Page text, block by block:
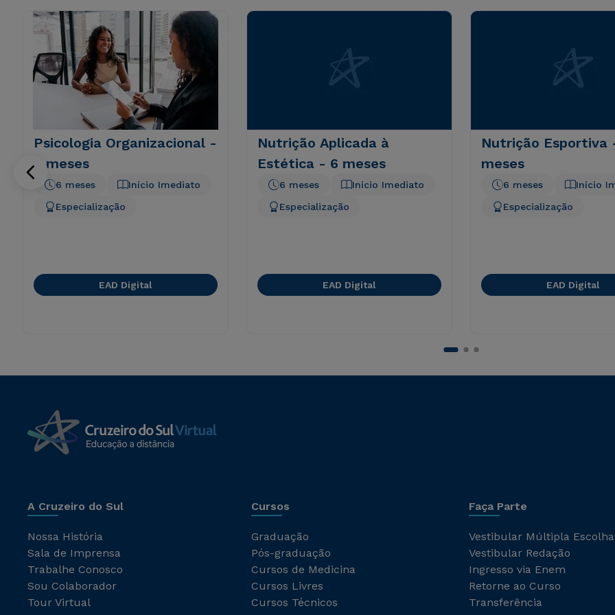
Psicologia Organizacional -
6 meses
Início Imediato
6 meses
Especialização
EAD Digital
Nutrição Aplicada à
Estética - 6 meses
Início Imediato
6 meses
Especialização
EAD Digital
Nutrição Esportiva
meses
Início
6 meses
Especialização
EAD Digital
A Cruzeiro do Sul
Nossa História
Sala de Imprensa
Trabalhe Conosco
Sou Colaborador
Tour Virtual
Cursos
Graduação
Pós-graduação
Cursos de Medicina
Cursos Livres
Cursos Técnicos
Faça Parte
Vestibular Múltipla Escolha
Vestibular Redação
Ingresso via Enem
Retorne ao Curso
Transferência